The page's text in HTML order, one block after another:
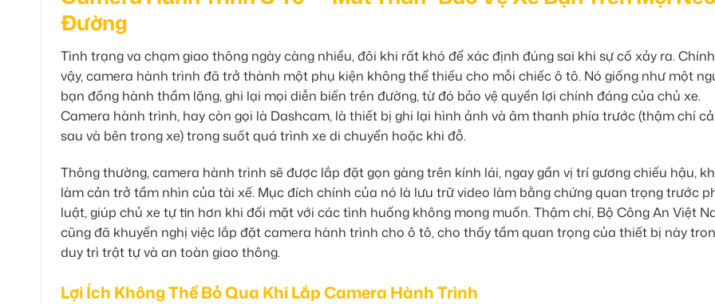
Đường
Tình trạng va chạm giao thông ngày càng nhiều, đôi khi rất khó để xác định đúng sai khi sự cố xảy ra.
vậy, camera hành trình đã trở thành một phụ kiện không thể thiếu cho mỗi chiếc ô tô. Nó giống như một
bạn đồng hành thầm lặng, ghi lại mọi diễn biến trên đường, từ đó bảo vệ quyền lợi chính đáng của chủ xe.
Camera hành trình, hay còn gọi là Dashcam, là thiết bị ghi lại hình ảnh và âm thanh phía trước (thậm chí
sau và bên trong xe) trong suốt quá trình xe di chuyển hoặc khi đỗ.
Thông thường, camera hành trình sẽ được lắp đặt gọn gàng trên kính lái, ngay gần vị trí gương chiếu hậu,
làm cản trở tầm nhìn của tài xế. Mục đích chính của nó là lưu trữ video làm bằng chứng quan trọng trước
luật, giúp chủ xe tự tin hơn khi đối mặt với các tình huống không mong muốn. Thậm chí, Bộ Công An Việt
cũng đã khuyến nghị việc lắp đặt camera hành trình cho ô tô, cho thấy tầm quan trọng của thiết bị này
duy trì trật tự và an toàn giao thông.
Lợi Ích Không Thể Bỏ Qua Khi Lắp Camera Hành Trình